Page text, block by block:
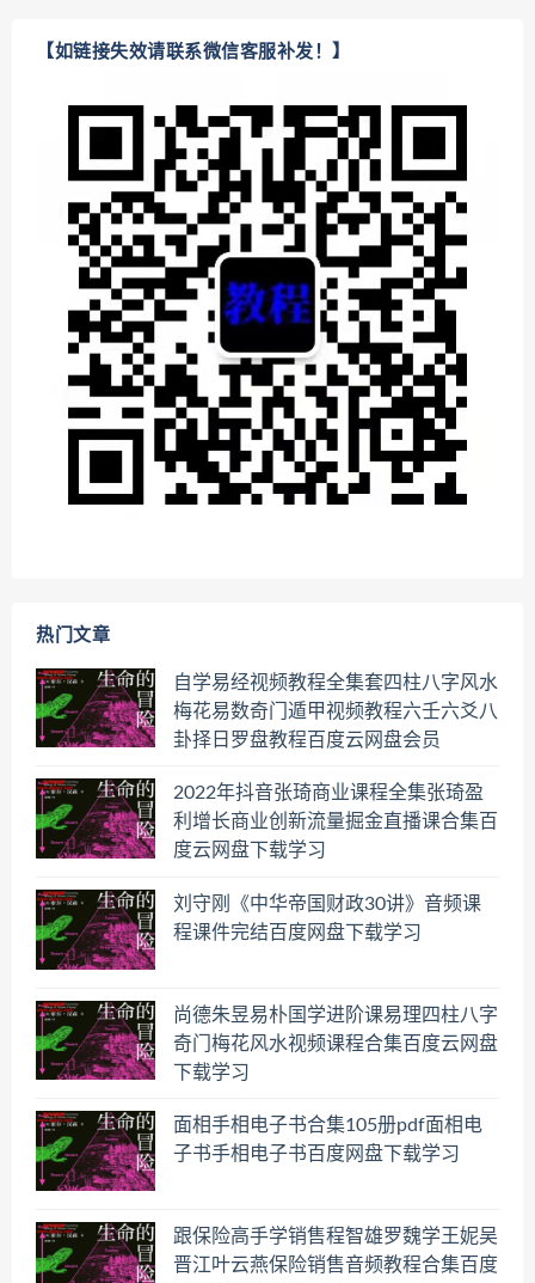
【如链接失效请联系微信客服补发！】
热门文章
自学易经视频教程全集套四柱八字风水
梅花易数奇门遁甲视频教程六壬六爻八
卦择日罗盘教程百度云网盘会员
2022年抖音张琦商业课程全集张琦盈
利增长商业创新流量掘金直播课合集百
度云网盘下载学习
刘守刚《中华帝国财政30讲》音频课
程课件完结百度网盘下载学习
尚德朱昱易朴国学进阶课易理四柱八字
奇门梅花风水视频课程合集百度云网盘
下载学习
面相手相电子书合集105册pdf面相电
子书手相电子书百度网盘下载学习
跟保险高手学销售程智雄罗魏学王妮吴
晋江叶云燕保险销售音频教程合集百度